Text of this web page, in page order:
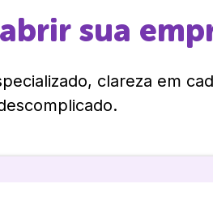
sua
clareza em